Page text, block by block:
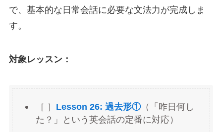
で、基本的な日常会話に必要な文法力が完成しま
す。
対象レッスン：
［ ］ Lesson 26: 過去形①（「昨日何し
た？」という英会話の定番に対応）